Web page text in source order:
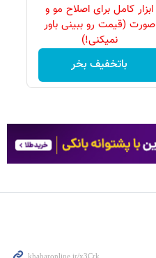
ابزار کامل برای اصلاح مو و
صورت (قیمت رو ببینی باور
نمیکنی!)
باتخفیف بخر